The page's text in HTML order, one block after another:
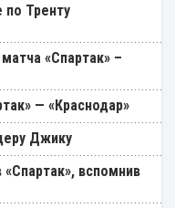
Тренту
«Спартак» –
— «Краснодар»
Джику
вспомнив